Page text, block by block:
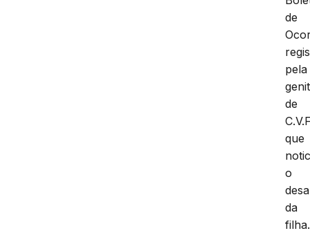
de
pela
de
que
o
da
filha.